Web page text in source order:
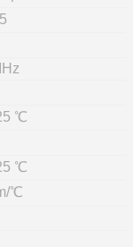
℃
℃
℃